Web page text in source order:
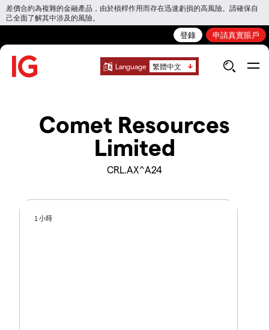
差價合約為複雜的金融產品，由於槓桿作用而存在迅速虧損的高風險。請確保自
己全面了解其中涉及的風險。
登錄 申請真實賬戶
Language 繁體中文
Comet Resources
Limited
CRL.AX^A24
1 小時